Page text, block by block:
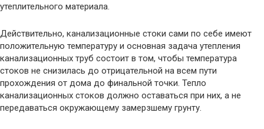
утеплительного материала.
Действительно, канализационные стоки сами по себе имеют
положительную температуру и основная задача утепления
канализационных труб состоит в том, чтобы температура
стоков не снизилась до отрицательной на всем пути
прохождения от дома до финальной точки. Тепло
канализационных стоков должно оставаться при них, а не
передаваться окружающему замерзшему грунту.